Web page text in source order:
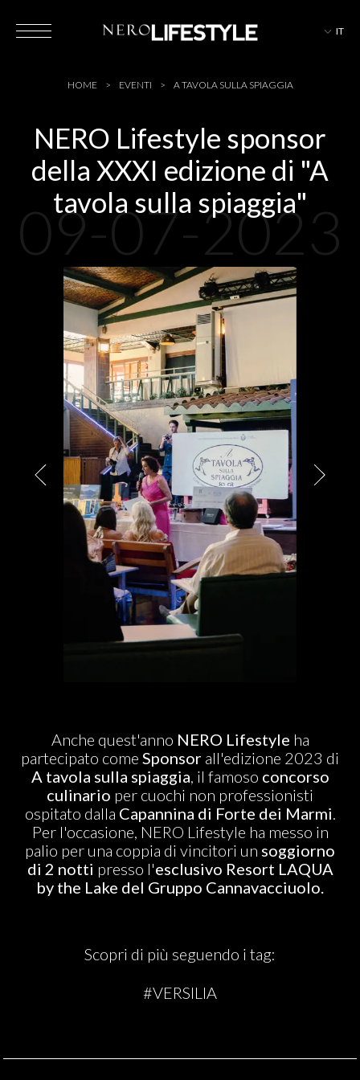
IT
HOTEL
MAGAZINE
EVENTI
PARTNER
CHARITY
CHAMPAGNE
NEWS
ABOUT US
HOME EVENTI A TAVOLA SULLA SPIAGGIA
NERO Lifestyle sponsor
della XXXI edizione di "A
tavola sulla spiaggia"
09-07-2023
Anche quest'anno NERO Lifestyle ha
partecipato come Sponsor all'edizione 2023 di
A tavola sulla spiaggia, il famoso concorso
culinario per cuochi non professionisti
ospitato dalla Capannina di Forte dei Marmi.
Per l'occasione, NERO Lifestyle ha messo in
palio per una coppia di vincitori un soggiorno
di 2 notti presso l'esclusivo Resort LAQUA
by the Lake del Gruppo Cannavacciuolo.
Scopri di più seguendo i tag:
#VERSILIA